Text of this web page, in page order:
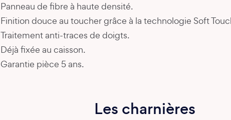
Panneau de fibre à haute densité.
Finition douce au toucher grâce à la technologie Soft
Traitement anti-traces de doigts.
Déjà fixée au caisson.
Garantie pièce 5 ans.
Les charnières